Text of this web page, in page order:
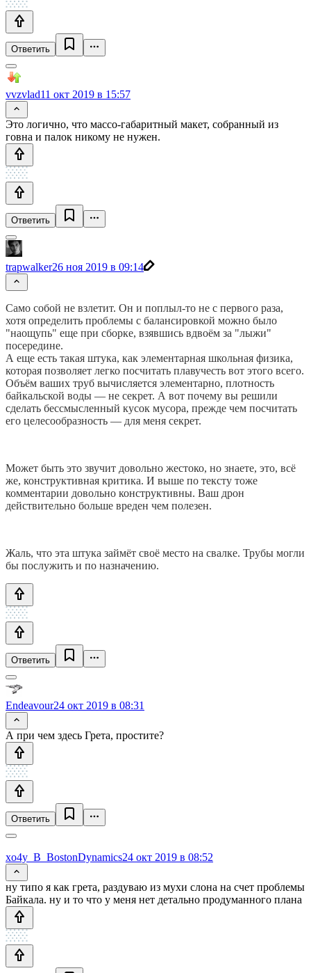
Ответить
vvzvlad11 окт 2019 в 15:57
Это логично, что массо-габаритный макет, собранный из
говна и палок никому не нужен.
Ответить
trapwalker26 ноя 2019 в 09:14
Само собой не взлетит. Он и поплыл-то не с первого раза,
хотя определить проблемы с балансировкой можно было
"наощупь" еще при сборке, взявшись вдвоём за "лыжи"
посередине.
А еще есть такая штука, как элементарная школьная физика,
которая позволяет легко посчитать плавучесть вот этого всего.
Объём ваших труб вычисляется элементарно, плотность
байкальской воды — не секрет. А вот почему вы решили
сделать бессмысленный кусок мусора, прежде чем посчитать
его целесообразность — для меня секрет.
Может быть это звучит довольно жестоко, но знаете, это, всё
же, конструктивная критика. И выше по тексту тоже
комментарии довольно конструктивны. Ваш дрон
действительно больше вреден чем полезен.
Жаль, что эта штука займёт своё место на свалке. Трубы могли
бы послужить и по назначению.
Ответить
Endeavour24 окт 2019 в 08:31
А при чем здесь Грета, простите?
Ответить
xo4y_B_BostonDynamics24 окт 2019 в 08:52
ну типо я как грета, раздуваю из мухи слона на счет проблемы
Байкала. ну и то что у меня нет детально продуманного плана